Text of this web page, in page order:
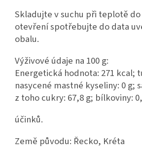
Skladujte v suchu při teplotě do
otevření spotřebujte do data
obalu.
Výživové údaje na 100 g:
Energetická hodnota: 271 kcal;
nasycené mastné kyseliny: 0 g;
z toho cukry: 67,8 g; bílkoviny:
účinků.
Země původu: Řecko, Kréta